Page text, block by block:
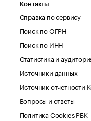
Контакты
Справка по сервису
Поиск по ОГРН
Поиск по ИНН
Статистика и
Источники данных
Источник отчетности
Вопросы и ответы
Политика Cookies РБК